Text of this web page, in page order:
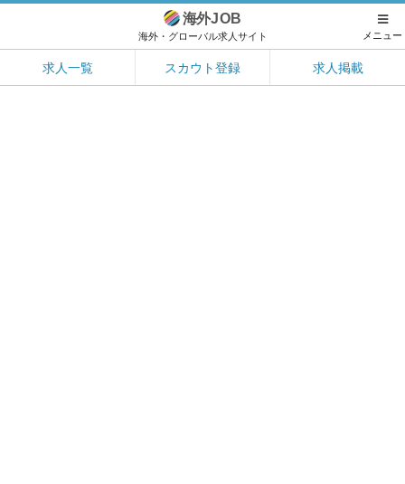
海外JOB
海外・グローバル求人サイト メニュー
求人一覧 スカウト登録 求人掲載